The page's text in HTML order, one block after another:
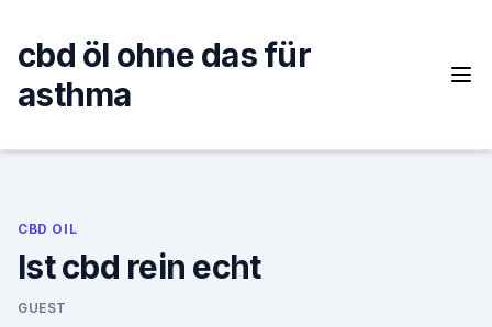
content
cbd öl ohne das für
asthma
CBD OIL
Ist cbd rein echt
GUEST